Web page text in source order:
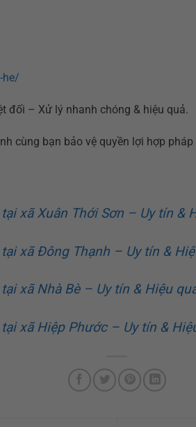
he/
đối – Xử lý nhanh chóng & hiệu quả.
cùng bạn bảo vệ quyền lợi hợp
xã Xuân Thới Sơn – Uy tín &
xã Đông Thạnh – Uy tín &
xã Nhà Bè – Uy tín & Hiệu
xã Hiệp Phước – Uy tín &